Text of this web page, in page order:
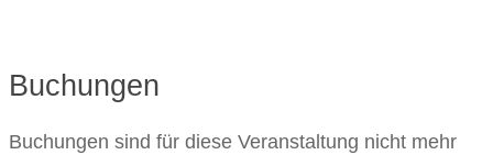
Buchungen
Buchungen sind für diese Veranstaltung nicht mehr